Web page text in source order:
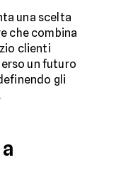
una scelta
che combina
clienti
un futuro
gli